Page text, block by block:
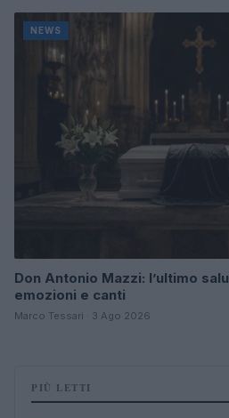
NEWS
Don Antonio Mazzi: l’ultimo
emozioni e canti
Marco Tessari · 3 Ago 2026
PIÙ LETTI